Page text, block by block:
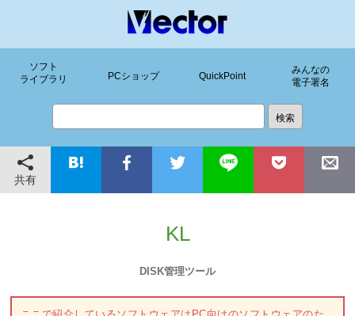
ソフト
ライブラリ
PCショップ QuickPoint
みんなの
電子署名
共有
KL
DISK管理ツール